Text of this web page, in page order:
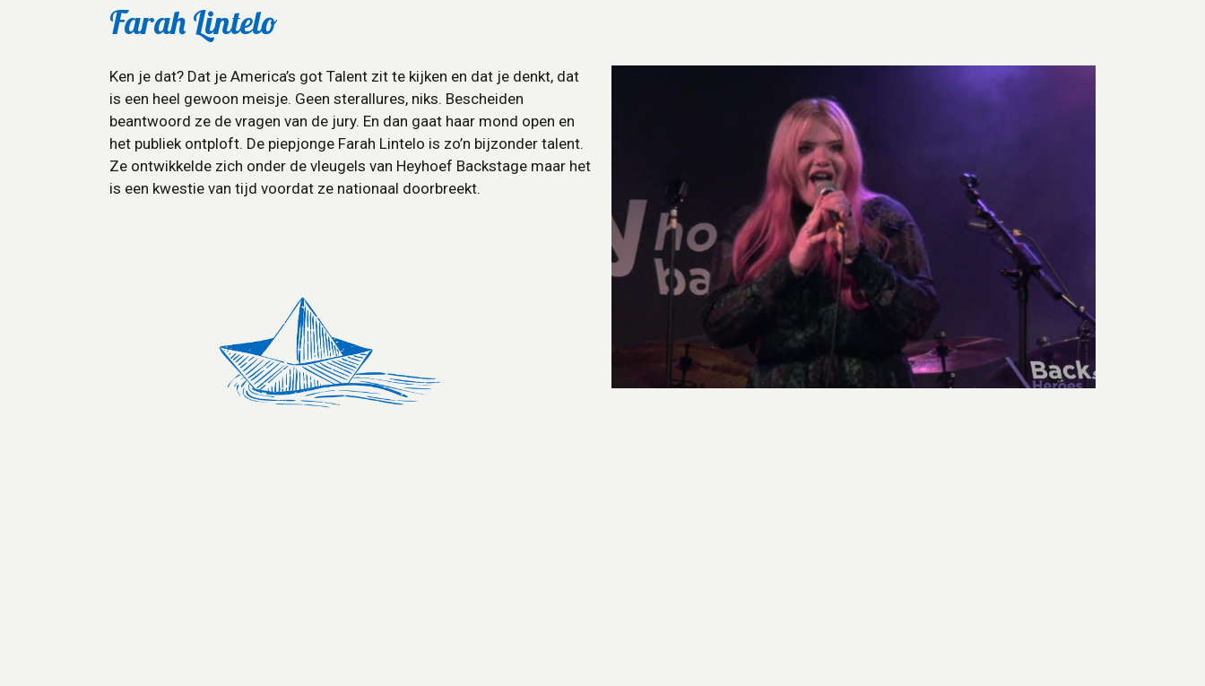
Farah Lintelo
Ken je dat? Dat je America’s got Talent zit te kijken en dat je denkt, dat
is een heel gewoon meisje. Geen sterallures, niks. Bescheiden
beantwoord ze de vragen van de jury. En dan gaat haar mond open en
het publiek ontploft. De piepjonge Farah Lintelo is zo’n bijzonder talent.
Ze ontwikkelde zich onder de vleugels van Heyhoef Backstage maar het
is een kwestie van tijd voordat ze nationaal doorbreekt.